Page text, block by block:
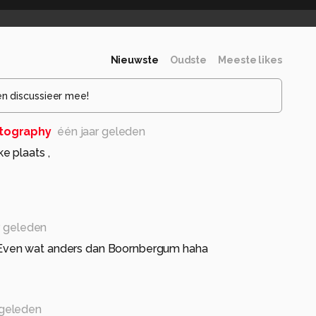
Nieuwste Oudste Meeste likes
discussieer mee!
één jaar geleden
plaats ,
geleden
wat anders dan Boornbergum haha